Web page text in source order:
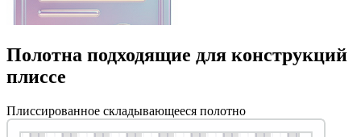
Полотна подходящие для конструкций
плиссе
Плиссированное складывающееся полотно